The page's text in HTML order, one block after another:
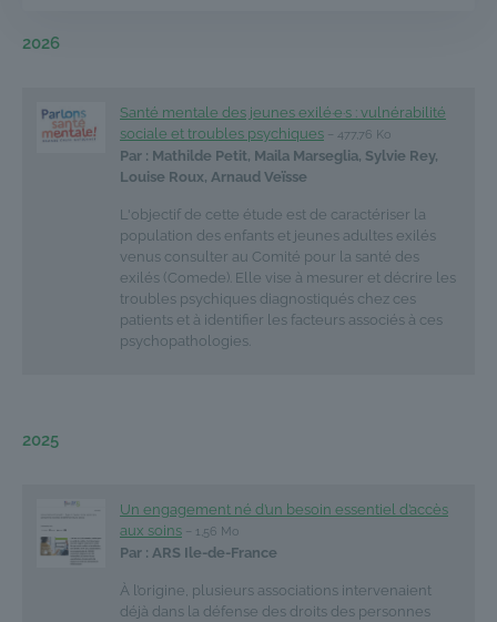
2026
Santé mentale des jeunes exilé·e·s : vulnérabilité
sociale et troubles psychiques – 477,76 Ko
Par : Mathilde Petit, Maila Marseglia, Sylvie Rey,
Louise Roux, Arnaud Veïsse
L'objectif de cette étude est de caractériser la
population des enfants et jeunes adultes exilés
venus consulter au Comité pour la santé des
exilés (Comede). Elle vise à mesurer et décrire les
troubles psychiques diagnostiqués chez ces
patients et à identifier les facteurs associés à ces
psychopathologies.
2025
Un engagement né d’un besoin essentiel d’accès
aux soins – 1,56 Mo
Par : ARS Ile-de-France
À l’origine, plusieurs associations intervenaient
déjà dans la défense des droits des personnes